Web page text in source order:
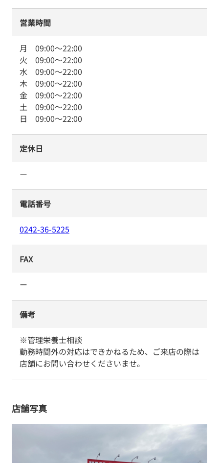
営業時間
月 09:00～22:00
火 09:00～22:00
水 09:00～22:00
木 09:00～22:00
金 09:00～22:00
土 09:00～22:00
日 09:00～22:00
定休日
ー
電話番号
0242-36-5225
FAX
ー
備考
※管理栄養士相談
勤務時間外の対応はできかねるため、ご来店の際は
店舗にお問い合わせくださいませ。
店舗写真